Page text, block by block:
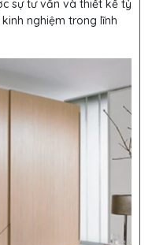
sự tư vấn và thiết kế tỷ
nghiệm trong lĩnh